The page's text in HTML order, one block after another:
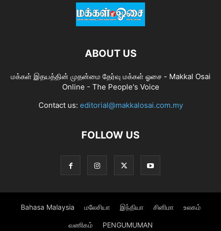
ABOUT US
மக்கள் இதயத்தின் முதன்மை தேர்வு மக்கள் ஓசை - Makkal Osai
Online - The People's Voice
Contact us: editorial@makkalosai.com.my
FOLLOW US
Bahasa Malaysia மலேசியா இந்தியா சினிமா உலகம்
வணிகம் PENGUMUMAN